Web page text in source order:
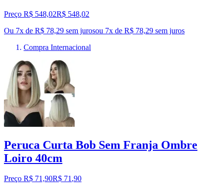
Preço R$ 548,02R$ 548,02
Ou 7x de R$ 78,29 sem jurosou 7x de R$ 78,29 sem juros
Compra Internacional
Peruca Curta Bob Sem Franja Ombre
Loiro 40cm
Preço R$ 71,90R$ 71,90